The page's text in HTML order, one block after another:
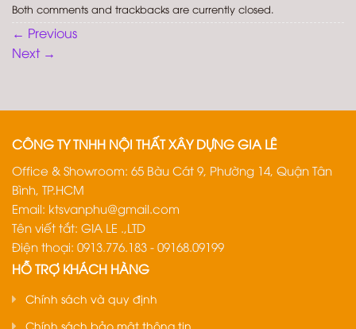
Both comments and trackbacks are currently closed.
← Previous
Next →
CÔNG TY TNHH NỘI THẤT XÂY DỰNG GIA LÊ
Office & Showroom: 65 Bàu Cát 9, Phường 14, Quận Tân
Bình, TP.HCM
Email: ktsvanphu@gmail.com
Tên viết tắt: GIA LE .,LTD
Điện thoại: 0913.776.183 - 09168.09199
HỖ TRỢ KHÁCH HÀNG
Chính sách và quy định
Chính sách bảo mật thông tin